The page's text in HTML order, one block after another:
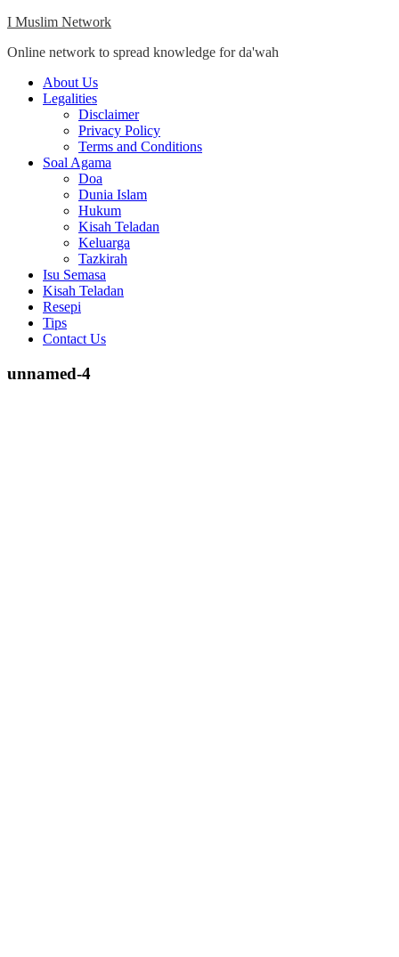
Skip
content
I Muslim Network
Online network to spread knowledge for da'wah
Close
Menu
About Us
Legalities
Disclaimer
Privacy Policy
Terms and Conditions
Soal Agama
Doa
Dunia Islam
Hukum
Kisah Teladan
Keluarga
Tazkirah
Isu Semasa
Kisah Teladan
Resepi
Tips
Contact Us
unnamed-4